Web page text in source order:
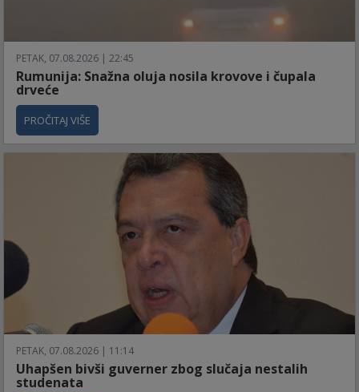
PETAK, 07.08.2026 | 22:45
Rumunija: Snažna oluja nosila krovove i čupala
drveće
PROČITAJ VIŠE
PETAK, 07.08.2026 | 11:14
Uhapšen bivši guverner zbog slučaja nestalih
studenata